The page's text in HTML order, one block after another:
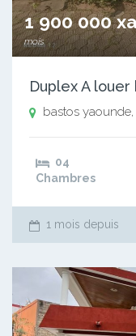
1 900 000
mois
Duplex A
bastos yaounde,
04
Chambres
1 mois depuis